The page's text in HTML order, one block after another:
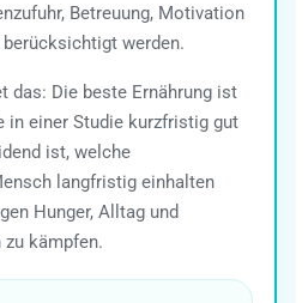
Betreuung, Motivation
werden.
das: Die beste Ernährung ist
in einer Studie kurzfristig gut
ist, welche
langfristig einhalten
Hunger, Alltag und
kämpfen.